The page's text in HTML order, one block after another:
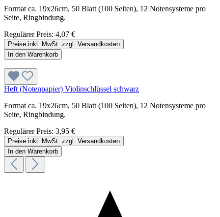
Format ca. 19x26cm, 50 Blatt (100 Seiten), 12 Notensysteme pro
Seite, Ringbindung.
Regulärer Preis: 4,07 €
Preise inkl. MwSt. zzgl. Versandkosten
In den Warenkorb
Heft (Notenpapier) Violinschlüssel schwarz
Format ca. 19x26cm, 50 Blatt (100 Seiten), 12 Notensysteme pro
Seite, Ringbindung.
Regulärer Preis: 3,95 €
Preise inkl. MwSt. zzgl. Versandkosten
In den Warenkorb